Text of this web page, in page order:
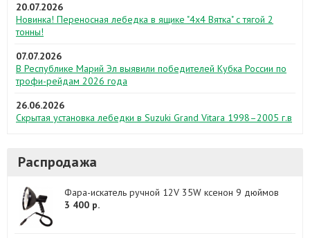
20.07.2026
Новинка! Переносная лебедка в ящике "4х4 Вятка" с тягой 2
тонны!
07.07.2026
В Республике Марий Эл выявили победителей Кубка России по
трофи-рейдам 2026 года
26.06.2026
Скрытая установка лебедки в Suzuki Grand Vitara 1998–2005 г.в
Распродажа
Фара-искатель ручной 12V 35W ксенон 9 дюймов
3 400 р.